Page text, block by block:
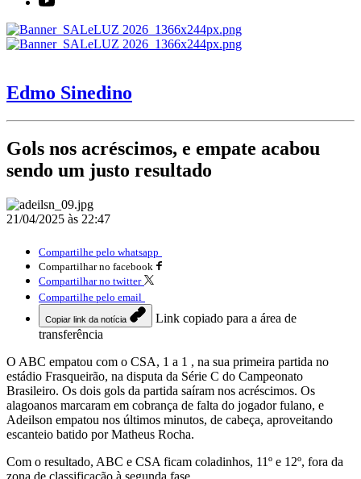
Edmo Sinedino
Gols nos acréscimos, e empate acabou
sendo um justo resultado
21/04/2025 às 22:47
Compartilhe pelo whatsapp
Compartilhar no facebook
Compartilhar no twitter
Compartilhe pelo email
Copiar link da notícia
Link copiado para a área de
transferência
O ABC empatou com o CSA, 1 a 1 , na sua primeira partida no
estádio Frasqueirão, na disputa da Série C do Campeonato
Brasileiro. Os dois gols da partida saíram nos acréscimos. Os
alagoanos marcaram em cobrança de falta do jogador fulano, e
Adeilson empatou nos últimos minutos, de cabeça, aproveitando
escanteio batido por Matheus Rocha.
Com o resultado, ABC e CSA ficam coladinhos, 11º e 12º, fora da
zona de classificação à segunda fase.